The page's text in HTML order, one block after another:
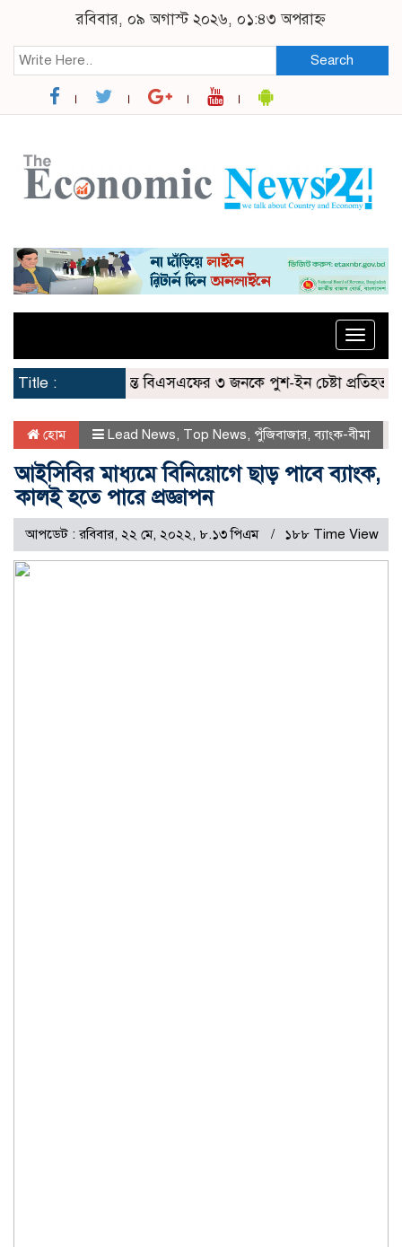
রবিবার, ০৯ অগাস্ট ২০২৬, ০১:৪৩ অপরাহ্ন
Search
Toggle
Title :
জীবননগর সীমান্তে বিএসএফের ৩ জনকে পুশ-ইন চেষ্টা প্রতিহত করল
হোম Lead News Top News পুঁজিবাজার ,ব্যাংক-বীমা
আইসিবির মাধ্যমে বিনিয়োগে ছাড় পাবে ব্যাংক,
কালই হতে পারে প্রজ্ঞাপন
আপডেট : রবিবার, ২২ মে, ২০২২, ৮.১৩ পিএম ১৮৮ Time View